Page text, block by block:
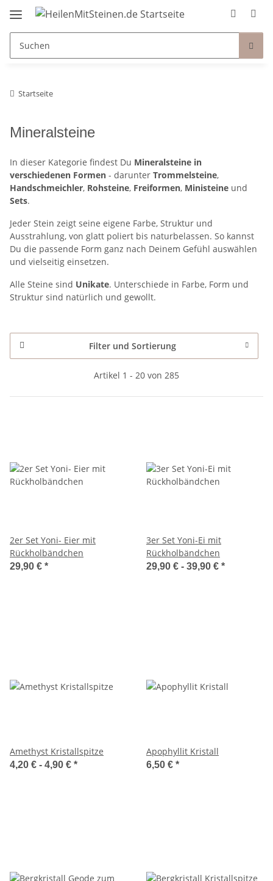
Startseite
Mineralsteine
In dieser Kategorie findest Du Mineralsteine in
verschiedenen Formen - darunter Trommelsteine,
Handschmeichler, Rohsteine, Freiformen, Ministeine und
Sets.
Jeder Stein zeigt seine eigene Farbe, Struktur und
Ausstrahlung, von glatt poliert bis naturbelassen. So kannst
Du die passende Form ganz nach Deinem Gefühl auswählen
und vielseitig einsetzen.
Alle Steine sind Unikate. Unterschiede in Farbe, Form und
Struktur sind natürlich und gewollt.
Filter und Sortierung
Artikel 1 - 20 von 285
2er Set Yoni- Eier mit
Rückholbändchen
29,90 € *
3er Set Yoni-Ei mit
Rückholbändchen
29,90 € - 39,90 € *
Amethyst Kristallspitze
4,20 € - 4,90 € *
Apophyllit Kristall
6,50 € *